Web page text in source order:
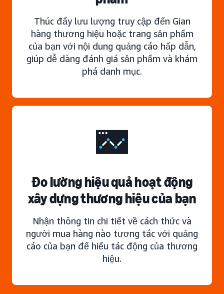
Thúc đẩy lưu lượng truy cập đến Gian
hàng thương hiệu hoặc trang sản phẩm
của bạn với nội dung quảng cáo hấp dẫn,
giúp dễ dàng đánh giá sản phẩm và khám
phá danh mục.
Đo lường hiệu quả hoạt động
xây dựng thương hiệu của bạn
Nhận thông tin chi tiết về cách thức và
người mua hàng nào tương tác với quảng
cáo của bạn để hiểu tác động của thương
hiệu.